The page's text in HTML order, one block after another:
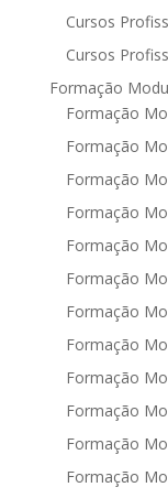
Cursos
Cursos
Formação
Formação
Formação
Formação
Formação
Formação
Formação
Formação
Formação
Formação
Formação
Formação
Formação